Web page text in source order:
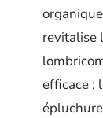
revitalise
efficace :